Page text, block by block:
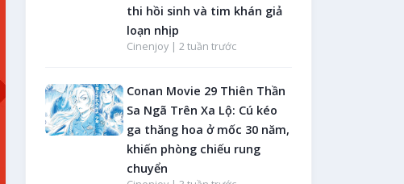
thi hồi sinh và tim khán giả
loạn nhịp
Cinenjoy | 2 tuần trước
Conan Movie 29 Thiên Thần
Sa Ngã Trên Xa Lộ: Cú kéo
ga thăng hoa ở mốc 30 năm,
khiến phòng chiếu rung
chuyển